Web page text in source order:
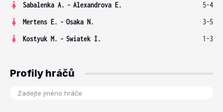
Sabalenka A. - Alexandrova E.
5-4
Mertens E. - Osaka N.
3-5
Kostyuk M. - Swiatek I. 1-3
Profily hráčů